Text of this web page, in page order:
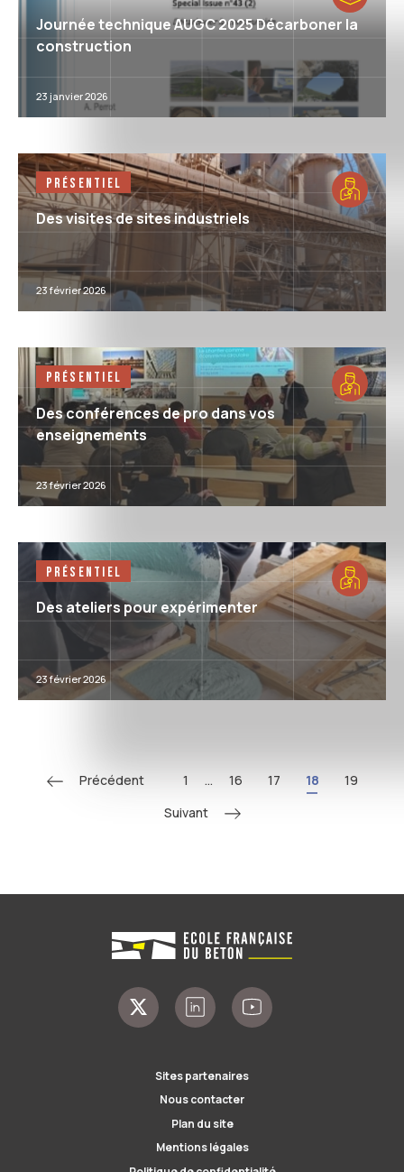
Journée technique AUGC 2025 Décarboner la
construction
23 janvier 2026
Présentiel
Des visites de sites industriels
23 février 2026
Présentiel
Des conférences de pro dans vos
enseignements
23 février 2026
Présentiel
Des ateliers pour expérimenter
23 février 2026
Précédent 1 ... 16 17 18
19
Suivant
Sites partenaires
Nous contacter
Plan du site
Mentions légales